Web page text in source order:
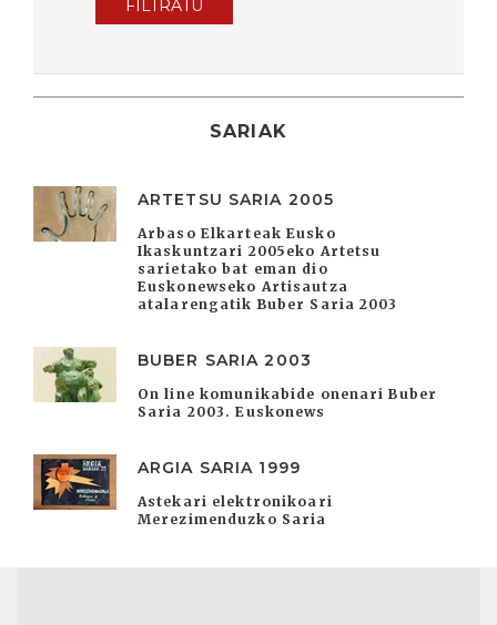
FILTRATU
SARIAK
ARTETSU SARIA 2005
Arbaso Elkarteak Eusko
Ikaskuntzari 2005eko Artetsu
sarietako bat eman dio
Euskonewseko Artisautza
atalarengatik Buber Saria 2003
BUBER SARIA 2003
On line komunikabide onenari Buber
Saria 2003. Euskonews
ARGIA SARIA 1999
Astekari elektronikoari
Merezimenduzko Saria